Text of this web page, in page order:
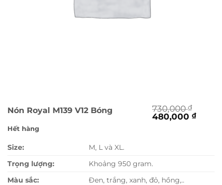
Nón Royal M139 V12 Bóng 730,000₫
Giá
480,000₫Giá
Hết hàng
Size:
M, L và XL.
Trọng lượng:
Khoảng 950 gram.
Màu sắc:
Đen, trắng, xanh, đỏ, hồng,..